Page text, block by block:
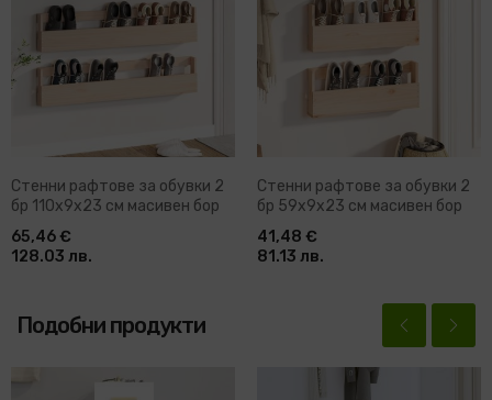
Стенни рафтове за обувки 2
бр 110x9x23 см масивен бор
65,46 €
128.03 лв.
Стенни рафтове за обувки 2
бр 59x9x23 см масивен бор
41,48 €
81.13 лв.
Подобни продукти